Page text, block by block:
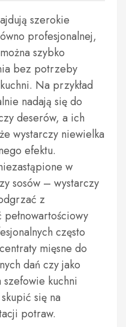
szerokie
profesjonalnej,
szybko
bez potrzeby
Na przykład
nadają się do
deserów, a ich
wystarczy niewielka
efektu.
w
sosów – wystarczy
z
często
mięsne do
dań czy jako
kuchni
się na
potraw.